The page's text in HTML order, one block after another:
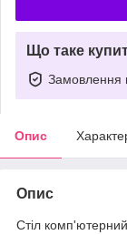
Що таке
Замовлення
Опис
Опис
Стіл комп'ютерний